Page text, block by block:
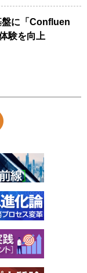
盤に「Confluen
験を向上